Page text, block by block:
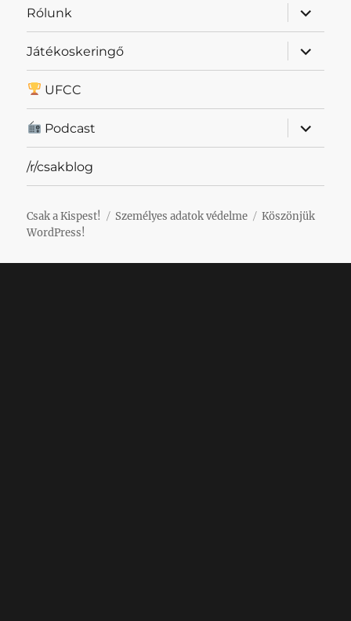
Rólunk
almenü
Játékoskeringő
almenü
UFCC
Podcast
almenü
/r/csakblog
Csak a Kispest! Személyes adatok védelme
Köszönjük
WordPress!